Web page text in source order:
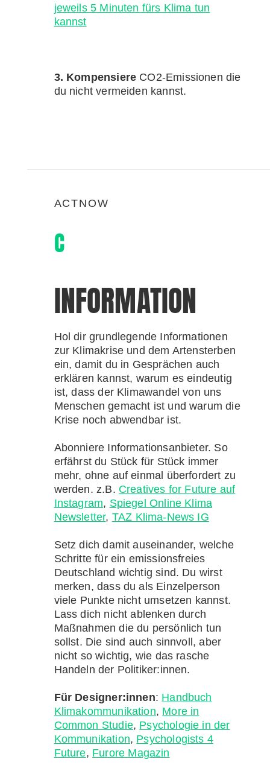
jeweils 5 Minuten fürs Klima tun
kannst
3. Kompensiere CO2-Emissionen die
du nicht vermeiden kannst.
ACTNOW
C
INFORMATION
Hol dir grundlegende Informationen
zur Klimakrise und dem Artensterben
ein, damit du in Gesprächen auch
erklären kannst, warum es eindeutig
ist, dass der Klimawandel von uns
Menschen gemacht ist und warum die
Krise noch abwendbar ist.
Abonniere Informationsanbieter. So
erfährst du Stück für Stück immer
mehr, ohne auf einmal überfordert zu
werden. z.B. Creatives for Future auf
Instagram, Spiegel Online Klima
Newsletter, TAZ Klima-News IG
Setz dich damit auseinander, welche
Schritte für ein emissionsfreies
Deutschland wichtig sind. Du wirst
merken, dass du als Einzelperson
viele Punkte nicht umsetzen kannst.
Lass dich nicht ablenken durch
Maßnahmen die du persönlich tun
sollst. Die sind auch sinnvoll, aber
nicht so wichtig, wie das rasche
Handeln der Politiker:innen.
Für Designer:innen: Handbuch
Klimakommunikation, More in
Common Studie, Psychologie in der
Kommunikation, Psychologists 4
Future, Furore Magazin